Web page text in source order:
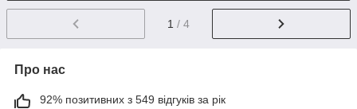
1 / 4
Про нас
92% позитивних з 549 відгуків за рік